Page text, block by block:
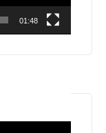
01:48